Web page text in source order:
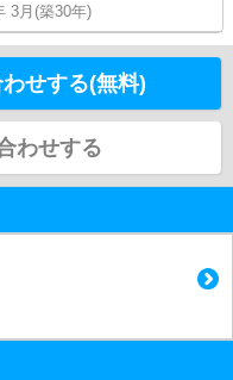
3月(築30年)
せする(無料)
わせする